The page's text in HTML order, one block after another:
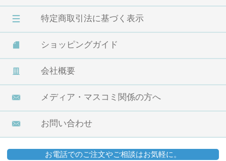
特定商取引法に基づく表示
ショッピングガイド
会社概要
メディア・マスコミ関係の方へ
お問い合わせ
お電話でのご注文やご相談はお気軽に。